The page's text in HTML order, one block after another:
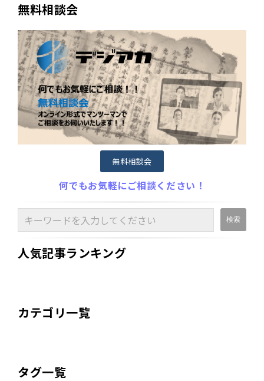
無料相談会
無料相談会
何でもお気軽にご相談ください！
人気記事ランキング
カテゴリ一覧
タグ一覧